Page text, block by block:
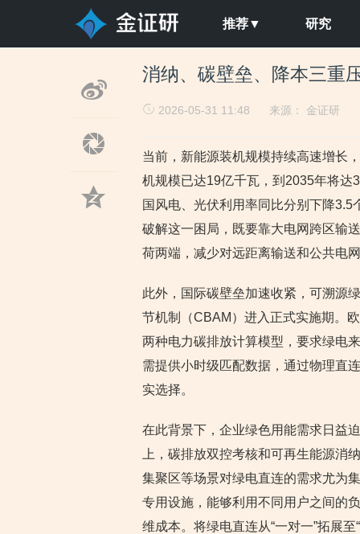
推荐▼ 研究
消纳、碳壁垒、降本三重
2026-05-31 11:48 来源： 金证研
当前，新能源装机规模持续高速增长
机规模已达19亿千瓦，到2035年将达
国风电、光伏利用率同比分别下降
破解这一困局，既要靠大电网跨区输
荷两端，减少对远距离输送和公共电
此外，国际碳壁垒加速收紧，可溯源
节机制（CBAM）进入正式实施期。
两种电力碳排放计算模型，要求绿电
需提供小时级匹配数据，通过物理直
实选择。
在此背景下，企业绿色用能需求日益
上，碳排放双控考核和可再生能源消
集聚区等场景对绿电直连的需求尤为
专用设施，能够利用不同用户之间的
维成本。将绿电直连从“一对一”拓展